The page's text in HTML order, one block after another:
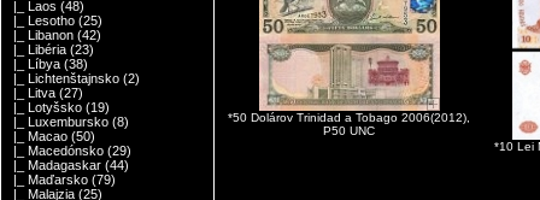
|_ Laos (48)
|_ Lesotho (25)
|_ Libanon (42)
|_ Libéria (23)
|_ Líbya (38)
|_ Lichtenštajnsko (2)
|_ Litva (27)
|_ Lotyšsko (19)
|_ Luxembursko (8)
|_ Macao (50)
|_ Macedónsko (29)
|_ Madagaskar (44)
|_ Maďarsko (79)
|_ Malajzia (25)
*50 Dolárov Trinidad a Tobago 2006(2012),
P50 UNC
*10 Lei